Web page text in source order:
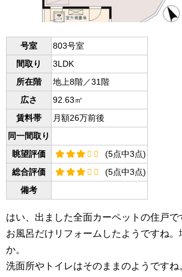
号室
803号室
間取り
3LDK
所在階
地上8階／31階
広さ
92.63㎡
賃料帯
月額26万前後
同一間取り
眺望評価
(5点中3点)
総合評価
(5点中3点)
備考
はい、出ました全面カーペットの住戸で
お風呂だけリフォームしたようですね。
か。
洗面所やトイレはそのままのようですね